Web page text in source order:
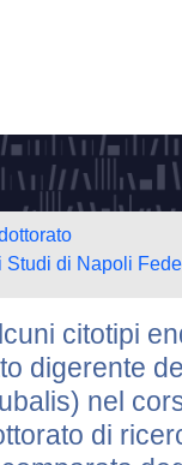
di Napoli
citotipi
digerente
nel
di